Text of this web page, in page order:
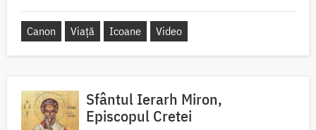
Canon Viață Icoane Video
Sfântul Ierarh Miron,
Episcopul Cretei